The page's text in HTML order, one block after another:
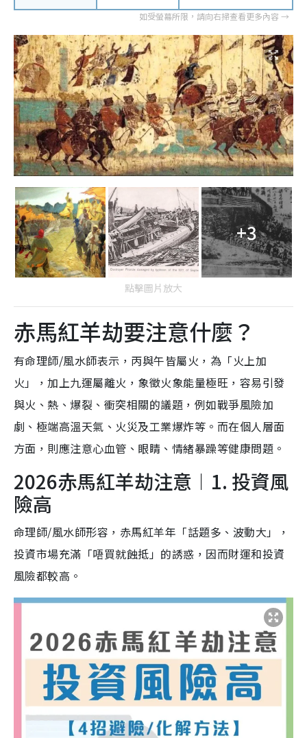
+3
點擊圖片放大
赤馬紅羊劫要注意什麼？
有命理師/風水師表示，丙與午皆屬火，為「火上加
火」，加上九運屬離火，象徵火象能量極旺，容易引發
與火、熱、爆裂、衝突相關的議題，例如戰爭風險加
劇、極端高溫天氣、火災及工業爆炸等。而在個人層面
方面，則應注意心血管、眼睛、情緒暴躁等健康問題。
2026赤馬紅羊劫注意︱1. 投資風
險高
命理師/風水師形容，赤馬紅羊年「話題多、波動大」，
投資市場充滿「唔買就蝕抵」的誘惑，因而財運和投資
風險都較高。